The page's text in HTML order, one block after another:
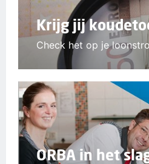
Krijg jij
Check het op je
ORBA in het